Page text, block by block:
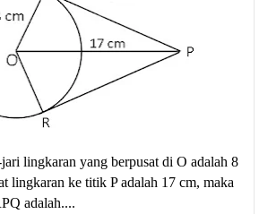
lingkaran yang berpusat di O adalah 8
lingkaran ke titik P adalah 17 cm, maka
adalah....